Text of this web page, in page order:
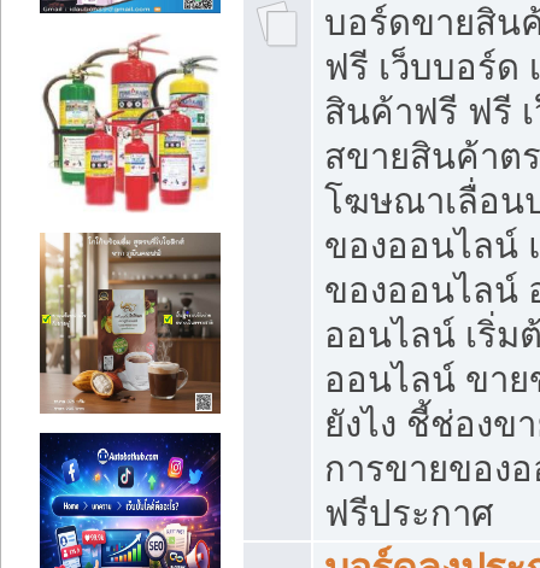
บอร์ดขายสิน
ฟรี เว็บบอร์ด
สินค้าฟรี ฟรี
สขายสินค้าต
โฆษณาเลื่อน
ของออนไลน์
ของออนไลน์
ออนไลน์ เริ่ม
ออนไลน์ ขาย
ยังไง ชี้ช่องข
การขายของ
ฟรีประกาศ